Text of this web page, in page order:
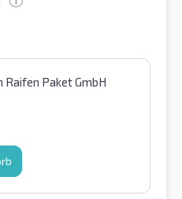
Raifen Paket GmbH